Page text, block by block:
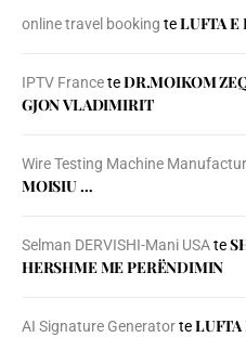
online travel booking teLUFTA E
IPTV FranceteDR.MOIKOM
GJON VLADIMIRIT
Wire Testing Machine
MOISIU …
Selman DERVISHI-Mani USAte
HERSHME ME PERËNDIMIN
AI Signature GeneratorteLUFTA